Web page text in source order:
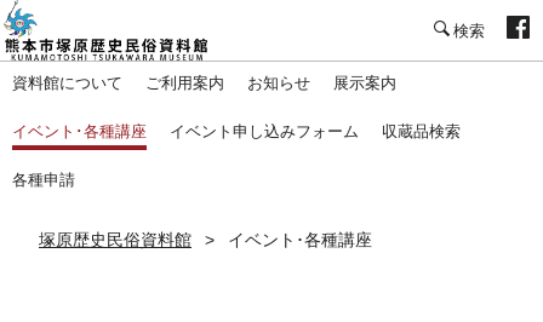
資料館について ご利用案内 お知らせ 展示案内
イベント･各種講座 イベント申し込みフォーム 収蔵品検索
各種申請
塚原歴史民俗資料館 イベント･各種講座